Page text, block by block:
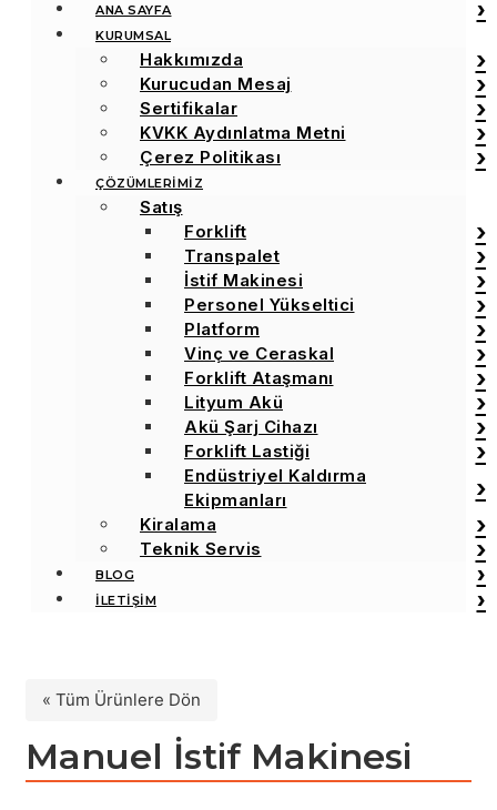
ANA SAYFA
KURUMSAL
Hakkımızda
Kurucudan Mesaj
Sertifikalar
KVKK Aydınlatma Metni
Çerez Politikası
ÇÖZÜMLERİMİZ
Satış
Forklift
Transpalet
İstif Makinesi
Personel Yükseltici
Platform
Vinç ve Ceraskal
Forklift Ataşmanı
Lityum Akü
Akü Şarj Cihazı
Forklift Lastiği
Endüstriyel Kaldırma
Ekipmanları
Kiralama
Teknik Servis
BLOG
İLETİŞİM
« Tüm Ürünlere Dön
Manuel İstif Makinesi